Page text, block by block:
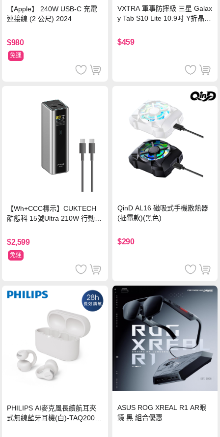
【Apple】 240W USB-C 充電
連接線 (2 公尺) 2024
$980
免運
VXTRA 軍事防摔級 三星 Galax
y Tab S10 Lite 10.9吋 Y折晶透
$459
【Wh+CCC標示】CUKTECH
酷態科 15號Ultra 210W 行動電
$2,599
免運
QinD AL16 磁吸式手機散熱器
(插電款)(黑色)
$290
PHILIPS AI麥克風長續航耳夾
式無線藍牙耳機(白)-TAQ2000
ASUS ROG XREAL R1 AR眼
鏡 黑 組合優惠